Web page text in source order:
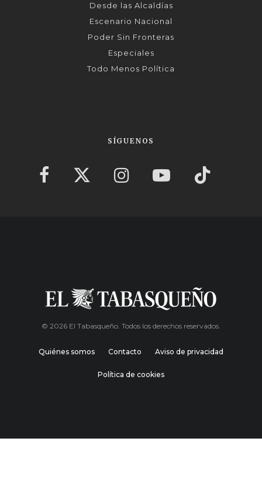
Desde las Alcaldías
Escenario Nacional
Poder Sin Fronteras
Especiales
Todo Menos Política
SÍGUENOS
© 2026 El Tabasqueño. Todos los derechos reservados.
Quiénes somos Contacto Aviso de privacidad
Política de cookies